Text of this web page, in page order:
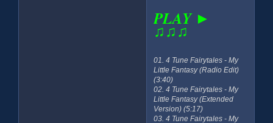
PLAY ►
♫♫♫
01. 4 Tune Fairytales - My
Little Fantasy (Radio Edit)
(3:40)
02. 4 Tune Fairytales - My
Little Fantasy (Extended
Version) (5:17)
03. 4 Tune Fairytales - My